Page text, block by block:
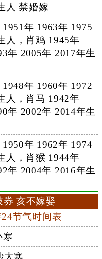
人 禁婚嫁
1951年 1963年 1975
人，肖鸡 1945年
年 2005年 2017年生
1948年 1960年 1972
人，肖马 1942年
年 2002年 2014年生
1950年 1962年 1974
人，肖猴 1944年
年 2004年 2016年生
券 亥不嫁娶
节气时间表
寒
大寒